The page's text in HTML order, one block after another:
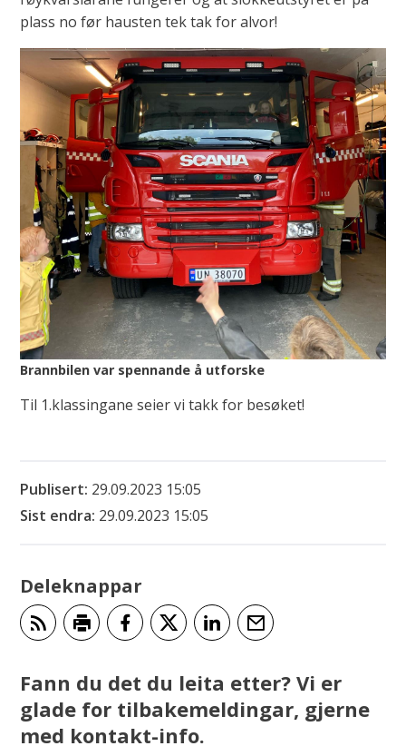
plass no før hausten tek tak for alvor!
Brannbilen var spennande å utforske
Til 1.klassingane seier vi takk for besøket!
Publisert 29.09.2023 15:05
Sist endra 29.09.2023 15:05
Deleknappar
Fann du det du leita etter? Vi er
glade for tilbakemeldingar, gjerne
med kontakt-info.